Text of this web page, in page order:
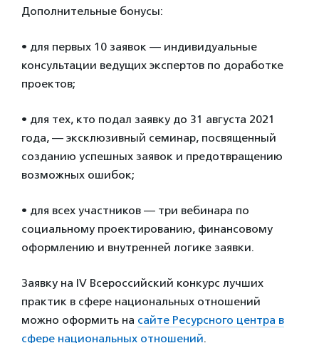
Дополнительные бонусы:
• для первых 10 заявок — индивидуальные
консультации ведущих экспертов по доработке
проектов;
• для тех, кто подал заявку до 31 августа 2021
года, — эксклюзивный семинар, посвященный
созданию успешных заявок и предотвращению
возможных ошибок;
• для всех участников — три вебинара по
социальному проектированию, финансовому
оформлению и внутренней логике заявки.
Заявку на IV Всероссийский конкурс лучших
практик в сфере национальных отношений
можно оформить на сайте Ресурсного центра в
сфере национальных отношений.